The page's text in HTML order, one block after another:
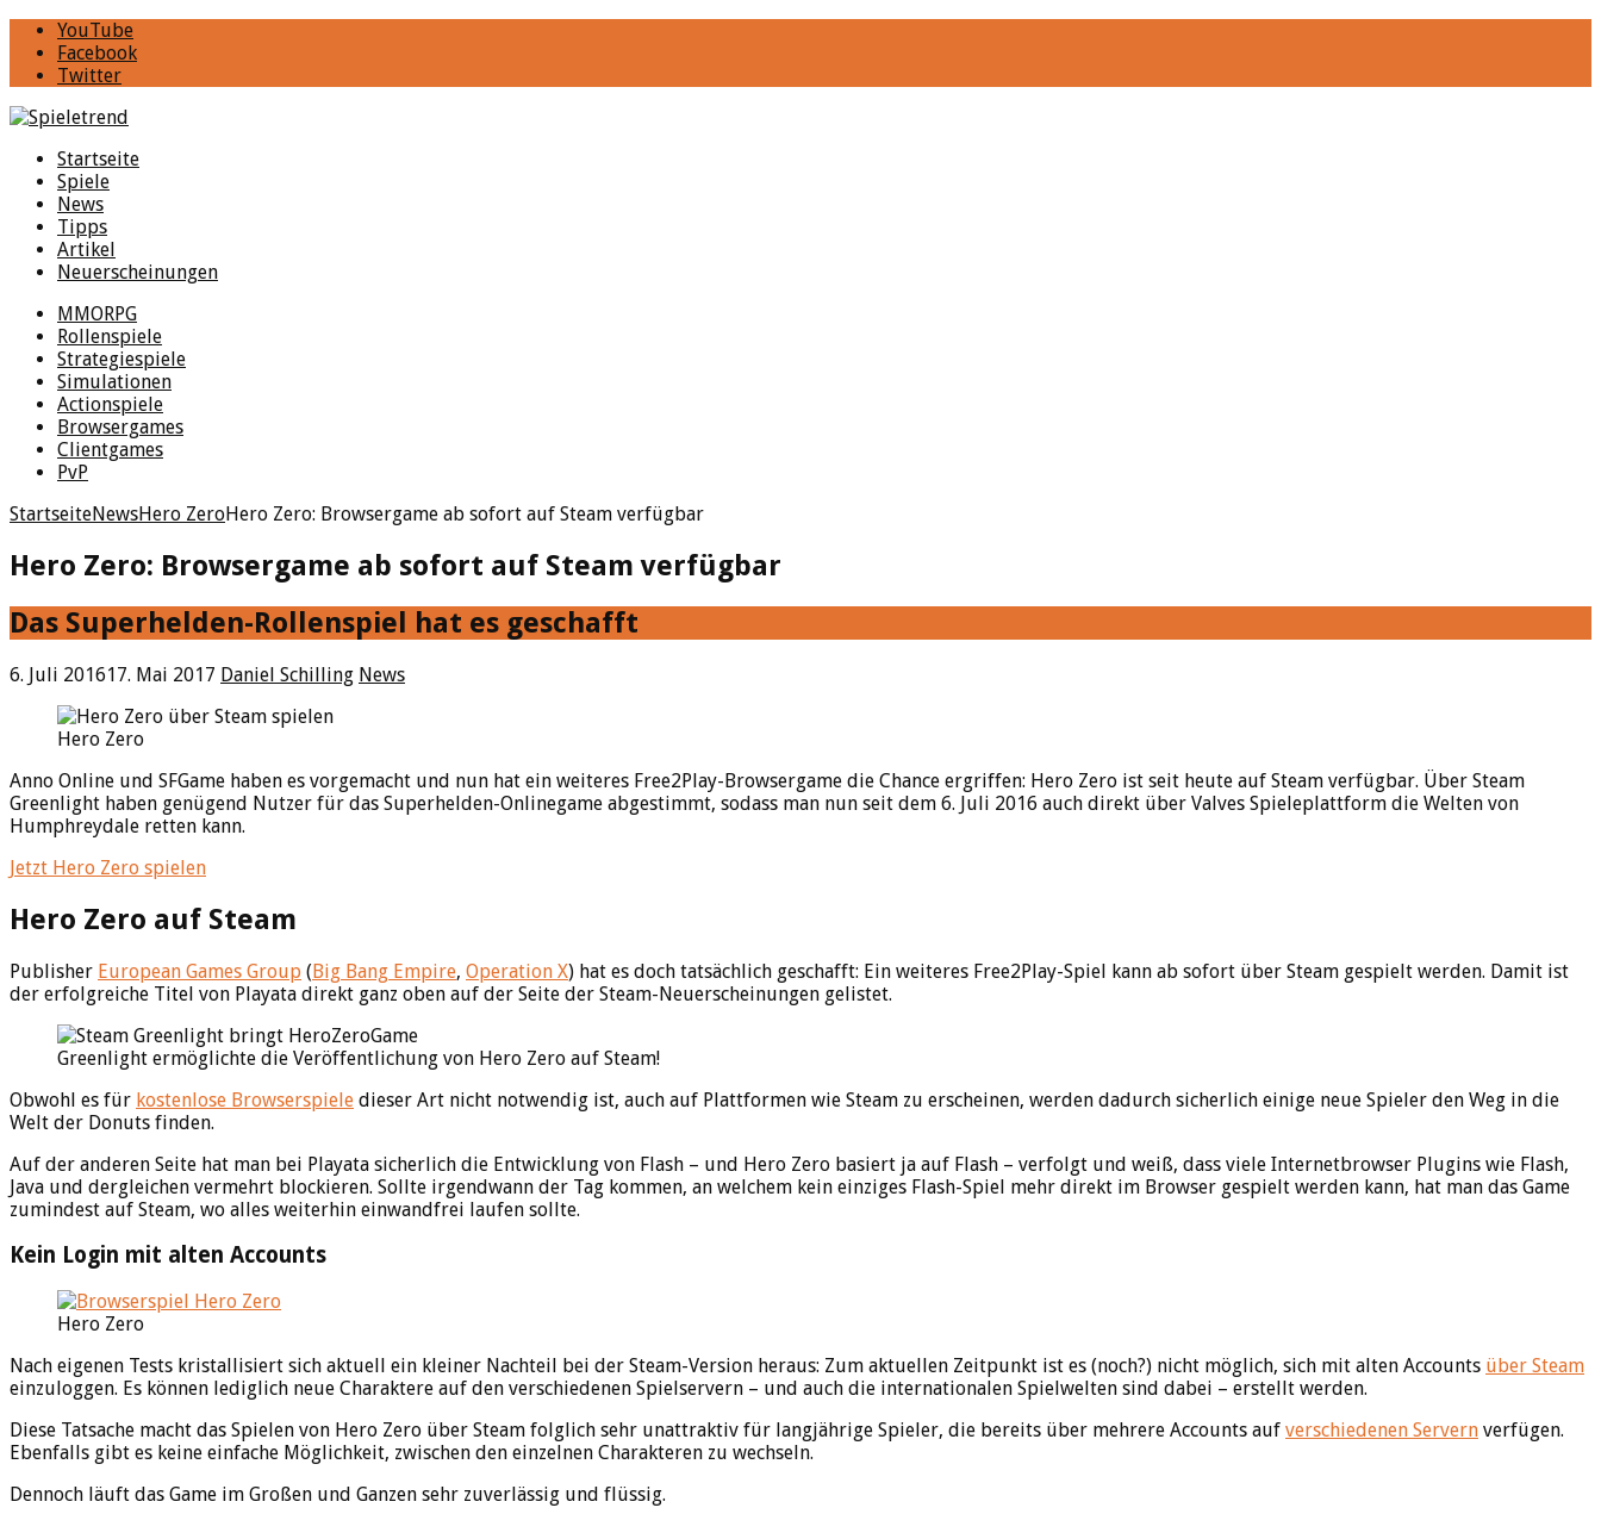
YouTube
Facebook
Twitter
Startseite
Spiele
News
Tipps
Artikel
Neuerscheinungen
MMORPG
Rollenspiele
Strategiespiele
Simulationen
Actionspiele
Browsergames
Clientgames
PvP
StartseiteNewsHero ZeroHero Zero: Browsergame ab sofort auf Steam verfügbar
Hero Zero: Browsergame ab sofort auf Steam verfügbar
Das Superhelden-Rollenspiel hat es geschafft
6. Juli 201617. Mai 2017 Daniel Schilling News
Hero Zero
Anno Online und SFGame haben es vorgemacht und nun hat ein weiteres Free2Play-Browsergame die Chance ergriffen: Hero Zero ist seit heute auf Steam verfügbar. Über Steam
Greenlight haben genügend Nutzer für das Superhelden-Onlinegame abgestimmt, sodass man nun seit dem 6. Juli 2016 auch direkt über Valves Spieleplattform die Welten von
Humphreydale retten kann.
Jetzt Hero Zero spielen
Hero Zero auf Steam
Publisher European Games Group (Big Bang Empire, Operation X) hat es doch tatsächlich geschafft: Ein weiteres Free2Play-Spiel kann ab sofort über Steam gespielt werden. Damit ist
der erfolgreiche Titel von Playata direkt ganz oben auf der Seite der Steam-Neuerscheinungen gelistet.
Greenlight ermöglichte die Veröffentlichung von Hero Zero auf Steam!
Obwohl es für kostenlose Browserspiele dieser Art nicht notwendig ist, auch auf Plattformen wie Steam zu erscheinen, werden dadurch sicherlich einige neue Spieler den Weg in die
Welt der Donuts finden.
Auf der anderen Seite hat man bei Playata sicherlich die Entwicklung von Flash – und Hero Zero basiert ja auf Flash – verfolgt und weiß, dass viele Internetbrowser Plugins wie Flash,
Java und dergleichen vermehrt blockieren. Sollte irgendwann der Tag kommen, an welchem kein einziges Flash-Spiel mehr direkt im Browser gespielt werden kann, hat man das Game
zumindest auf Steam, wo alles weiterhin einwandfrei laufen sollte.
Kein Login mit alten Accounts
Hero Zero
Nach eigenen Tests kristallisiert sich aktuell ein kleiner Nachteil bei der Steam-Version heraus: Zum aktuellen Zeitpunkt ist es (noch?) nicht möglich, sich mit alten Accounts über Steam
einzuloggen. Es können lediglich neue Charaktere auf den verschiedenen Spielservern – und auch die internationalen Spielwelten sind dabei – erstellt werden.
Diese Tatsache macht das Spielen von Hero Zero über Steam folglich sehr unattraktiv für langjährige Spieler, die bereits über mehrere Accounts auf verschiedenen Servern verfügen.
Ebenfalls gibt es keine einfache Möglichkeit, zwischen den einzelnen Charakteren zu wechseln.
Dennoch läuft das Game im Großen und Ganzen sehr zuverlässig und flüssig.